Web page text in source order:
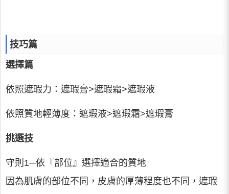
技巧篇
選擇篇
依照遮瑕力：遮瑕膏>遮瑕霜>遮瑕液
依照質地輕薄度：遮瑕液>遮瑕霜>遮瑕膏
挑選技
守則1─依『部位』選擇適合的質地
因為肌膚的部位不同，皮膚的厚薄程度也不同，遮瑕